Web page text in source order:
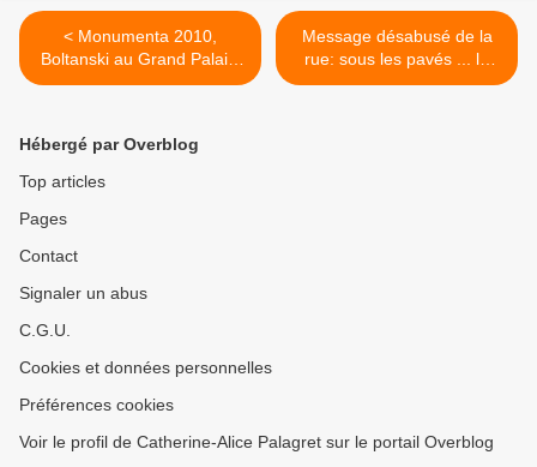
< Monumenta 2010,
Boltanski au Grand Palais,
Personnes, video
Message désabusé de la
rue: sous les pavés ... le
métro >
Hébergé par Overblog
Top articles
Pages
Contact
Signaler un abus
C.G.U.
Cookies et données personnelles
Préférences cookies
Voir le profil de Catherine-Alice Palagret sur le portail Overblog